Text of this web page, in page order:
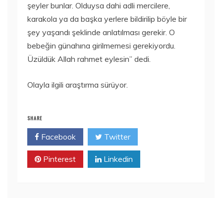
şeyler bunlar. Olduysa dahi adli mercilere,
karakola ya da başka yerlere bildirilip böyle bir
şey yaşandı şeklinde anlatılması gerekir. O
bebeğin günahına girilmemesi gerekiyordu.
Üzüldük Allah rahmet eylesin” dedi.
Olayla ilgili araştırma sürüyor.
SHARE
Facebook Twitter
Pinterest Linkedin